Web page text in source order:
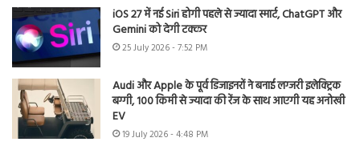
iOS 27 में नई Siri होगी पहले से ज्यादा स्मार्ट, ChatGPT और
Gemini को देगी टक्कर
25 July 2026 - 7:52 PM
Audi और Apple के पूर्व डिजाइनरों ने बनाई लग्जरी इलेक्ट्रिक
बग्गी, 100 किमी से ज्यादा की रेंज के साथ आएगी यह अनोखी
EV
19 July 2026 - 4:48 PM